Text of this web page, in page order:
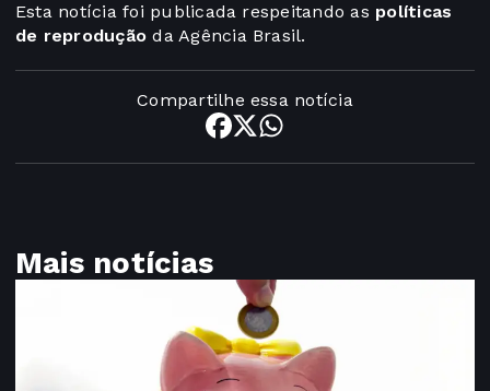
Esta notícia foi publicada respeitando as políticas
de reprodução da Agência Brasil.
Compartilhe essa notícia
Mais notícias